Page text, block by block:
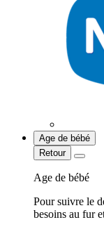
Age de bébé
Retour
Age de bébé
Pour suivre le
besoins au fur